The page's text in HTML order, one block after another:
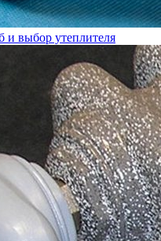
и выбор утеплителя